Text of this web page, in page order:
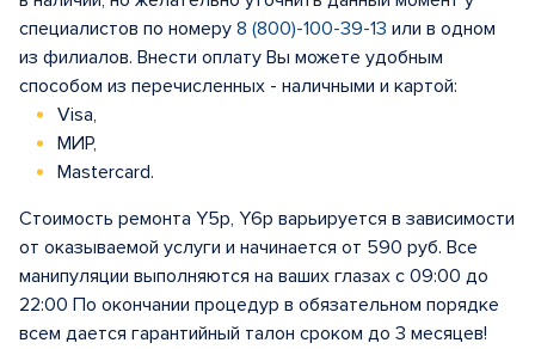
специалистов по номеру 8 (800)-100-39-13 или в одном
из филиалов. Внести оплату Вы можете удобным
способом из перечисленных - наличными и картой:
Visa,
МИР,
Mastercard.
Стоимость ремонта Y5p, Y6p варьируется в зависимости
от оказываемой услуги и начинается от 590 руб. Все
манипуляции выполняются на ваших глазах с 09:00 до
22:00 По окончании процедур в обязательном порядке
всем дается гарантийный талон сроком до 3 месяцев!